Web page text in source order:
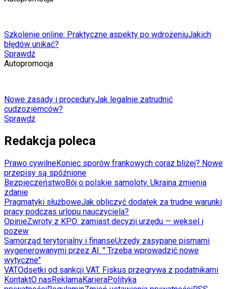
Szkolenie online: Praktyczne aspekty po wdrożeniuJakich
błędów unikać?
Sprawdź
Autopromocja
Nowe zasady i proceduryJak legalnie zatrudnić
cudzoziemców?
Sprawdź
Redakcja poleca
Prawo cywilneKoniec sporów frankowych coraz bliżej? Nowe
przepisy są spóźnione
BezpieczeństwoBój o polskie samoloty. Ukraina zmienia
zdanie
Pragmatyki służboweJak obliczyć dodatek za trudne warunki
pracy podczas urlopu nauczyciela?
OpinieZwroty z KPO: zamiast decyzji urzędu — weksel i
pozew
Samorząd terytorialny i finanseUrzędy zasypane pismami
wygenerowanymi przez AI. " Trzeba wprowadzić nowe
wytyczne"
VATOdsetki od sankcji VAT. Fiskus przegrywa z podatnikami
KontaktO nasReklamaKarieraPolityka